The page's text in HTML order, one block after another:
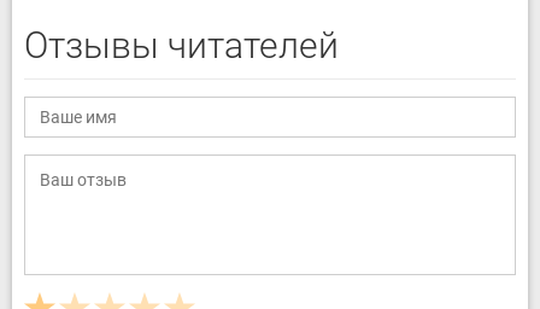
Отзывы читателей